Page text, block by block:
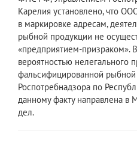
Карелия установлено, что
в маркировке адресам,
рыбной продукции не
«предприятием-призраком».
вероятностью нелегального
фальсифицированной
Роспотребнадзора по
данному факту направлена в
дел.